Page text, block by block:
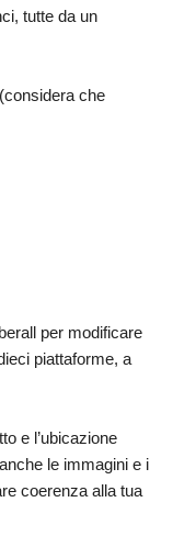
tutte da un
che
per modificare
piattaforme, a
e l’ubicazione
le immagini e i
coerenza alla tua